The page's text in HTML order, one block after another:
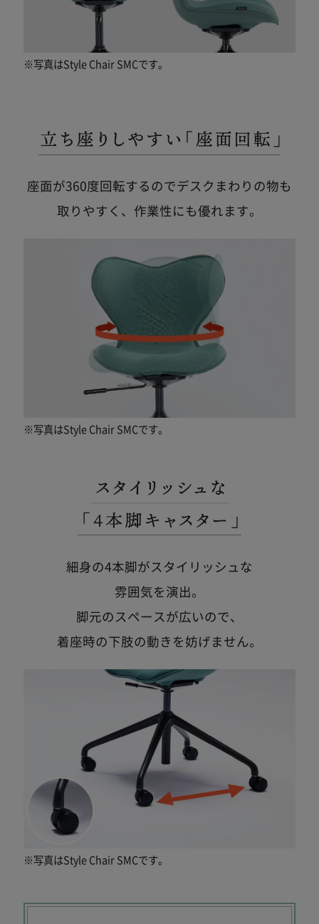
※写真はStyle Chair SMCです。
座面が360度回転するのでデスクまわりの物も
取りやすく、作業性にも優れます。
※写真はStyle Chair SMCです。
細身の4本脚がスタイリッシュな
雰囲気を演出。
脚元のスペースが広いので、
着座時の下肢の動きを妨げません。
※写真はStyle Chair SMCです。